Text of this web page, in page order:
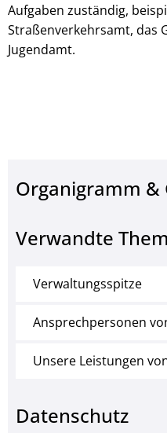
Aufgaben zuständig,
Straßenverkehrsamt, das
Jugendamt.
Organigramm &
Verwandte
Verwaltungsspitze
Ansprechpersonen
Unsere Leistungen
Datenschutz